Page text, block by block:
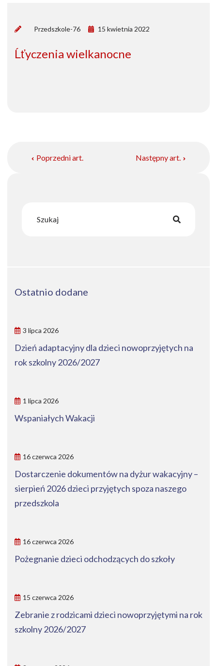
Przedszkole-76 15 kwietnia 2022
Ĺťyczenia wielkanocne
Poprzedni art. Następny art.
Ostatnio dodane
3 lipca 2026
Dzień adaptacyjny dla dzieci nowoprzyjętych na
rok szkolny 2026/2027
1 lipca 2026
Wspaniałych Wakacji
16 czerwca 2026
Dostarczenie dokumentów na dyżur wakacyjny –
sierpień 2026 dzieci przyjętych spoza naszego
przedszkola
16 czerwca 2026
Pożegnanie dzieci odchodzących do szkoły
15 czerwca 2026
Zebranie z rodzicami dzieci nowoprzyjętymi na rok
szkolny 2026/2027